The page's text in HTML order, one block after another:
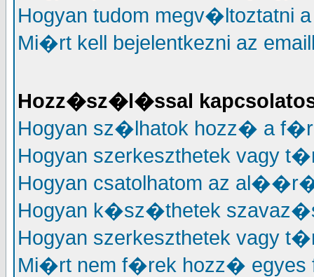
Hogyan tudom megv�ltoztatni
Mi�rt kell bejelentkezni az
Hozz�sz�l�ssal
Hogyan sz�lhatok hozz� a
Hogyan szerkeszthetek vagy
Hogyan csatolhatom az
Hogyan k�sz�thetek
Hogyan szerkeszthetek vagy
Mi�rt nem f�rek hozz� egyes